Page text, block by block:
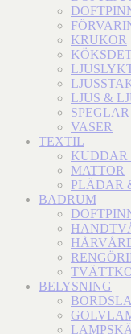
KRUKOR
LJUS &
SPEGLAR
VASER
TEXTIL
KUDDAR
MATTOR
PLÄDAR
BADRUM
BELYSNING